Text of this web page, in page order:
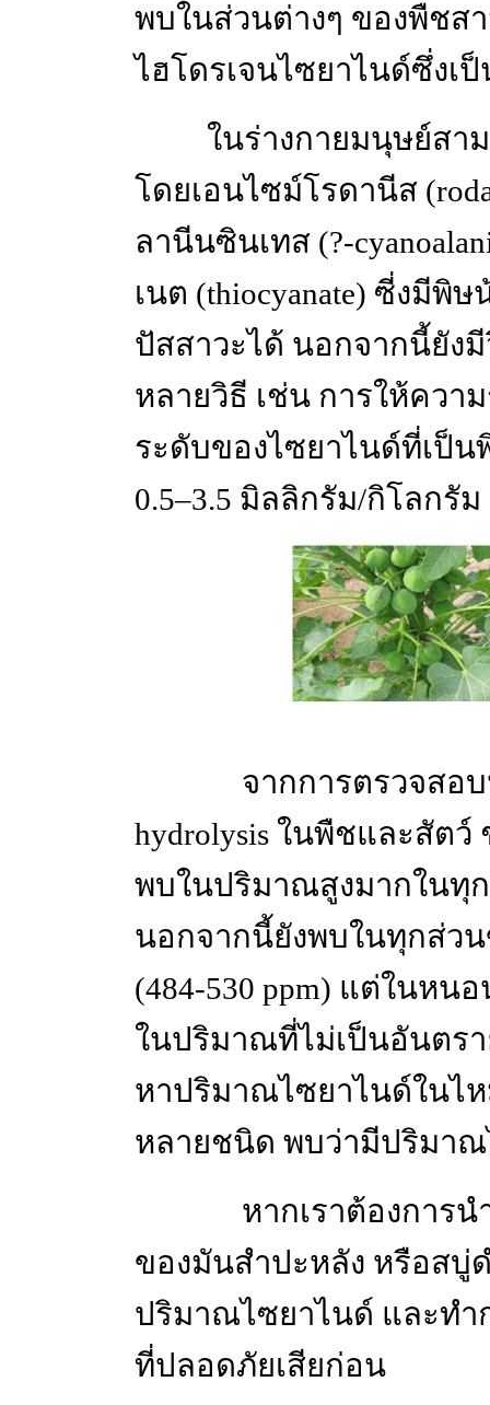
พบในส่วนต่างๆ ของพืชส
ไฮโดรเจนไซยาไนด์ซึ่งเ
ในร่างกายมนุษย์สา
โดยเอนไซม์โรดานีส
ลานีนซินเทส (?-
เนต (thiocyanate) ซี่งมีพิ
ปัสสาวะได้ นอกจากนี้ยัง
หลายวิธี เช่น การให้ควา
ระดับของไซยาไนด์ที่เป็น
0.5–3.5 มิลลิกรัม/กิโลกรัม
จากการตรวจสอบป
hydrolysis ในพืชและสัต
พบในปริมาณสูงมากในทุก
นอกจากนี้ยังพบในทุกส่ว
(484-530 ppm) แต่ในห
ในปริมาณที่ไม่เป็นอันตรา
หาปริมาณไซยาไนด์ในไ
หลายชนิด พบว่ามีปริมาณ
หากเราต้องการนำเ
ของมันสำปะหลัง หรือสบู่
ปริมาณไซยาไนด์ และทำ
ที่ปลอดภัยเสียก่อน